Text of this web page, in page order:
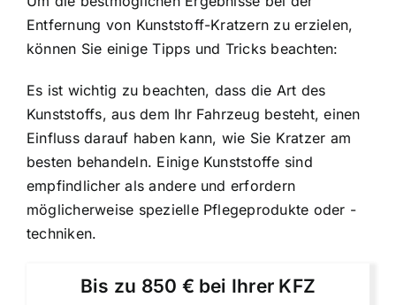
Entfernung von Kunststoff-Kratzern zu erzielen,
können Sie einige Tipps und Tricks beachten:
Es ist wichtig zu beachten, dass die Art des
Kunststoffs, aus dem Ihr Fahrzeug besteht, einen
Einfluss darauf haben kann, wie Sie Kratzer am
besten behandeln. Einige Kunststoffe sind
empfindlicher als andere und erfordern
möglicherweise spezielle Pflegeprodukte oder -
techniken.
Bis zu 850 € bei Ihrer KFZ